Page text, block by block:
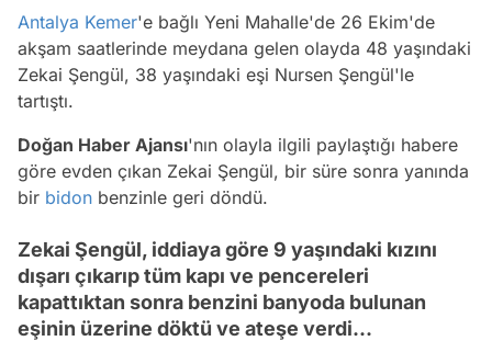
Antalya Kemer'e bağlı Yeni Mahalle'de 26 Ekim'de
akşam saatlerinde meydana gelen olayda 48 yaşındaki
Zekai Şengül, 38 yaşındaki eşi Nursen Şengül'le
tartıştı.
Doğan Haber Ajansı'nın olayla ilgili paylaştığı habere
göre evden çıkan Zekai Şengül, bir süre sonra yanında
bir bidon benzinle geri döndü.
Zekai Şengül, iddiaya göre 9 yaşındaki kızını
dışarı çıkarıp tüm kapı ve pencereleri
kapattıktan sonra benzini banyoda bulunan
eşinin üzerine döktü ve ateşe verdi...